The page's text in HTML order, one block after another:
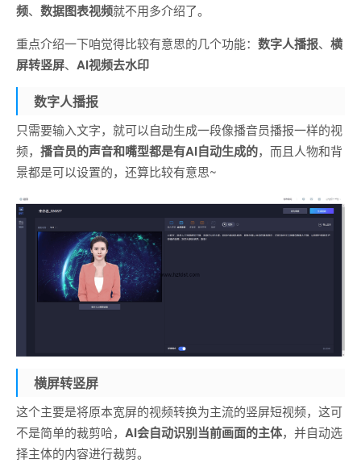
频、 数据图表视频就不用多介绍了。
重点介绍一下咱觉得比较有意思的几个功能： 数字人播报、 横
屏转竖屏、 AI视频去水印
数字人播报
只需要输入文字，就可以自动生成一段像播音员播报一样的视
频， 播音员的声音和嘴型都是有AI自动生成的，而且人物和背
景都是可以设置的，还算比较有意思~
横屏转竖屏
这个主要是将原本宽屏的视频转换为主流的竖屏短视频，这可
不是简单的裁剪哈， AI会自动识别当前画面的主体，并自动选
择主体的内容进行裁剪。